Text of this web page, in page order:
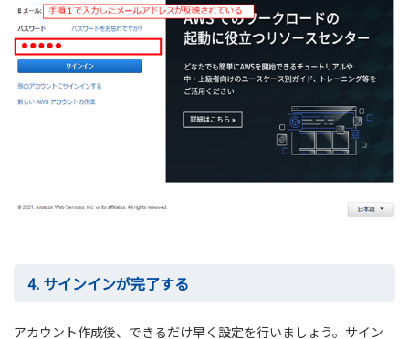
4. サインインが完了する
アカウント作成後、できるだけ早く設定を行いましょう。サイン